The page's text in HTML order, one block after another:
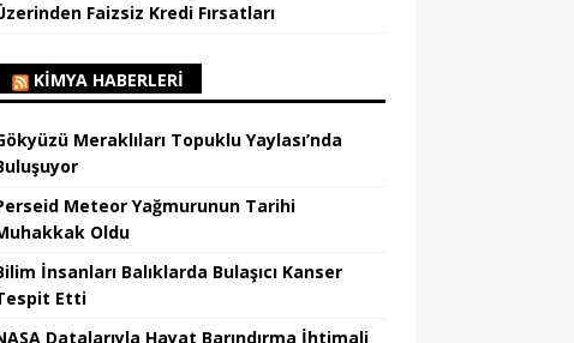
Faizsiz Kredi Fırsatları
KIMYA HABERLERI
Meraklıları Topuklu Yaylası’nda
Meteor Yağmurunun Tarihi
Oldu
İnsanları Balıklarda Bulaşıcı Kanser
Etti
Datalarıyla Hayat Barındırma İhtimali